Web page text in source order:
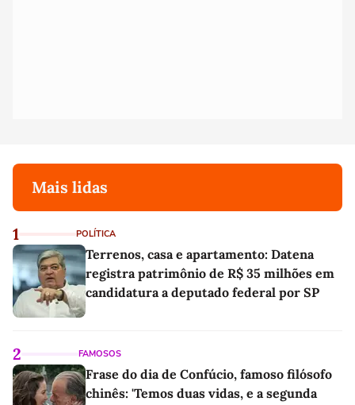
Mais lidas
1 POLÍTICA
Terrenos, casa e apartamento: Datena
registra patrimônio de R$ 35 milhões em
candidatura a deputado federal por SP
2 FAMOSOS
Frase do dia de Confúcio, famoso filósofo
chinês: 'Temos duas vidas, e a segunda